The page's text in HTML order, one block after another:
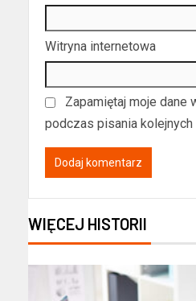
Witryna internetowa
Zapamiętaj moje dane
podczas pisania kolejnych
WIĘCEJ HISTORII